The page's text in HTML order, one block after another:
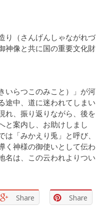
り（さんげんしゃながれづ
神像と共に国の重要文化財
いらつこのみこと）」が河
途中、道に迷われてしまい
れ、振り返りながら、後を
と案内し、お助けしまし
「みかえり兎」と呼び、
く神様の御使いとして伝わ
名は、この云われよりつい
Share Share